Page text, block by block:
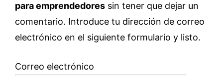
para emprendedores sin tener que dejar un
comentario. Introduce tu dirección de correo
electrónico en el siguiente formulario y listo.
Correo electrónico